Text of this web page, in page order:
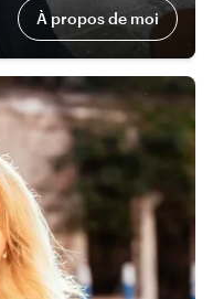
À propos de moi